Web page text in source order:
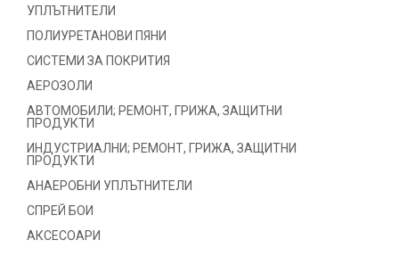
УПЛЪТНИТЕЛИ
ПОЛИУРЕТАНОВИ ПЯНИ
СИСТЕМИ ЗА ПОКРИТИЯ
АЕРОЗОЛИ
АВТОМОБИЛИ; РЕМОНТ, ГРИЖА, ЗАЩИТНИ
ПРОДУКТИ
ИНДУСТРИАЛНИ; РЕМОНТ, ГРИЖА, ЗАЩИТНИ
ПРОДУКТИ
АНАЕРОБНИ УПЛЪТНИТЕЛИ
СПРЕЙ БОИ
АКСЕСОАРИ